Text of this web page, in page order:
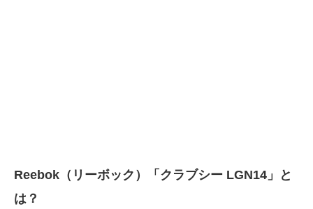
Reebok（リーボック）「クラブシー LGN14」と
は？